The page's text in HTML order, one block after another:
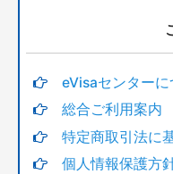
サブクラス４０８研究
サブクラス400
トランジット・船舶乗
eVisaセンターに
総合ご利用案内
特定商取引法に
個人情報保護方